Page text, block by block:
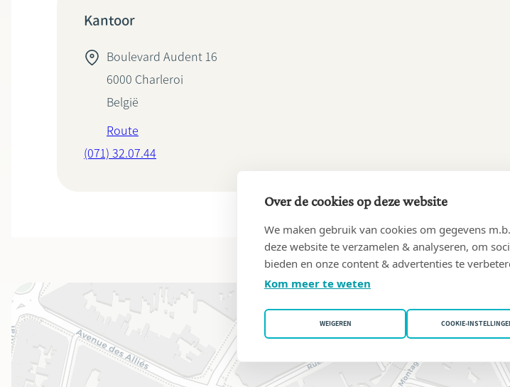
Kantoor
Boulevard Audent 16
6000 Charleroi
België
Route
(071) 32.07.44
Over de cookies op deze website
We maken gebruik van cookies om gegevens
deze website te verzamelen & analyseren, om
bieden en onze content & advertenties te
Kom meer te weten
WEIGEREN COOKIE-